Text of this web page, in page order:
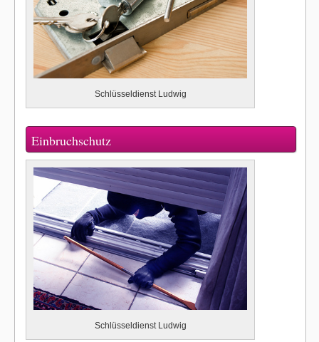
Schlüsseldienst Ludwig
Einbruchschutz
Schlüsseldienst Ludwig